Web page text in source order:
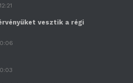
vesztik a régi